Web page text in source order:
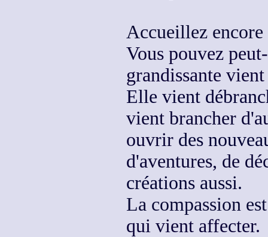
Accueillez
Vous pouvez
grandissante
Elle vient
vient brancher
ouvrir des
d'aventures, de
créations aussi.
La compassion
qui vient affecter.